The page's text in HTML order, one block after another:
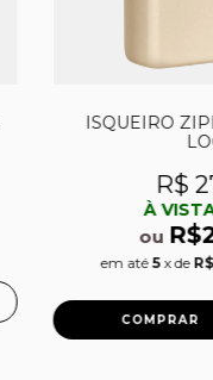
ISQUEIRO
R$
À
ou
em até5 x de